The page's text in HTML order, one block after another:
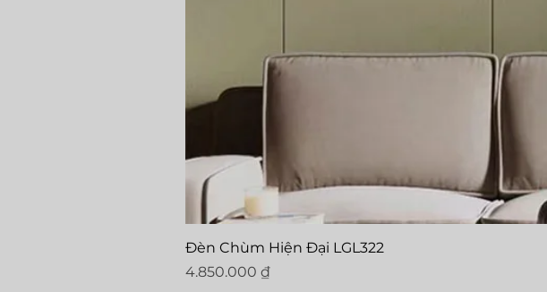
Đèn Chùm Hiện Đại LGL322
Price
4.850.000 ₫